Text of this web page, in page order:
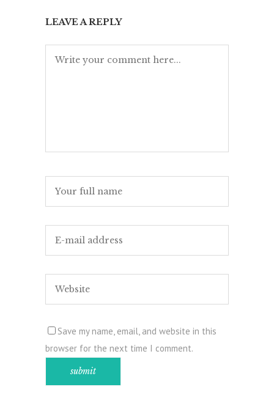
LEAVE A REPLY
Save my name, email, and website in this
browser for the next time I comment.